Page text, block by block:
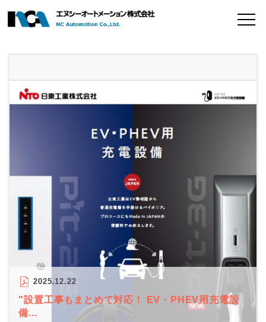
2025.12.22
"設置工事もまとめて対応！ EV・PHEV用充電設
備...